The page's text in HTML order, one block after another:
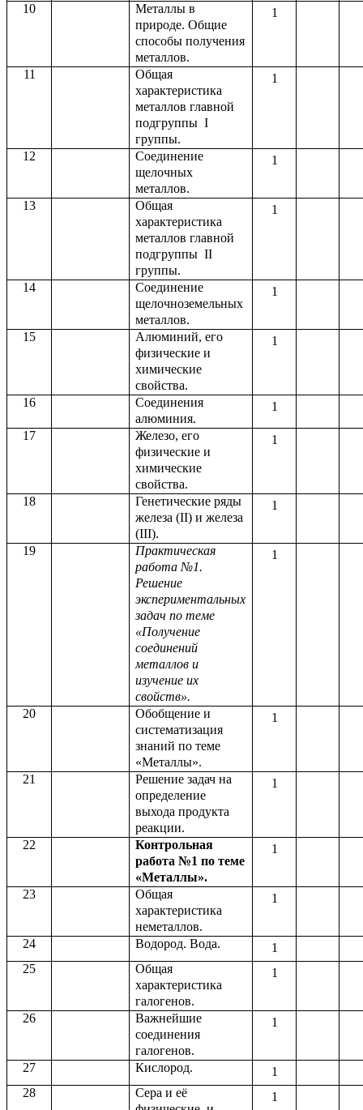
10
Металлы в
природе. Общие
способы получения
металлов.
1
11
Общая
характеристика
металлов главной
подгруппы I
группы.
1
12
Соединение
щелочных
металлов.
1
13
Общая
характеристика
металлов главной
подгруппы II
группы.
1
14
Соединение
щелочноземельных
металлов.
1
15
Алюминий, его
физические и
химические
свойства.
1
16
Соединения
алюминия.
1
17
Железо, его
физические и
химические
свойства.
1
18
Генетические ряды
железа (II) и железа
(III).
1
19
Практическая
работа №1.
Решение
экспериментальных
задач по теме
«Получение
соединений
металлов и
изучение их
свойств».
1
20
Обобщение и
систематизация
знаний по теме
«Металлы».
1
21
Решение задач на
определение
выхода продукта
реакции.
1
22
Контрольная
работа №1 по теме
«Металлы».
1
23
Общая
характеристика
неметаллов.
1
24 Водород. Вода.
1
25
Общая
характеристика
галогенов.
1
26
Важнейшие
соединения
галогенов.
1
27 Кислород.
1
28
Сера и её
1